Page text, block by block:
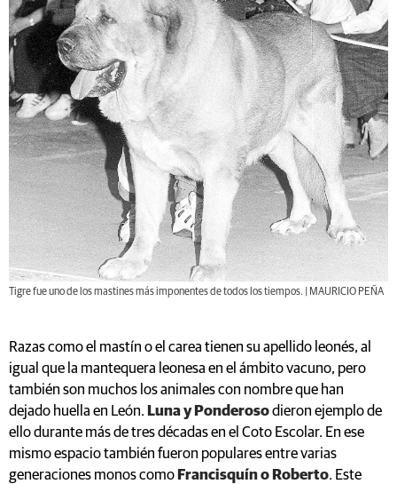
Tigre fue uno de los mastines más imponentes de todos los tiempos. | MAURICIO PEÑA
Razas como el mastín o el carea tienen su apellido leonés, al
igual que la mantequera leonesa en el ámbito vacuno, pero
también son muchos los animales con nombre que han
dejado huella en León. Luna y Ponderosodieron ejemplo de
ello durante más de tres décadas en el Coto Escolar. En ese
mismo espacio también fueron populares entre varias
generaciones monos como Francisquín o Roberto. Este